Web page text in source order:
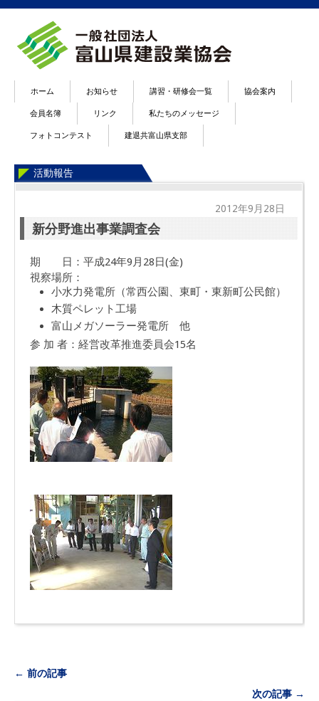
ホーム お知らせ 講習・研修会一覧 協会案内
会員名簿 リンク 私たちのメッセージ
フォトコンテスト 建退共富山県支部
活動報告
2012年9月28日
新分野進出事業調査会
期 日：平成24年9月28日(金)
視察場所：
小水力発電所（常西公園、東町・東新町公民館）
木質ペレット工場
富山メガソーラー発電所 他
参 加 者：経営改革推進委員会15名
← 前の記事
次の記事 →